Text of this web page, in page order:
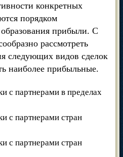
конкретных
порядком
прибыли. С
рассмотреть
следующих видов сделок
наиболее прибыльные.
с партнерами в пределах
с партнерами стран
с партнерами стран